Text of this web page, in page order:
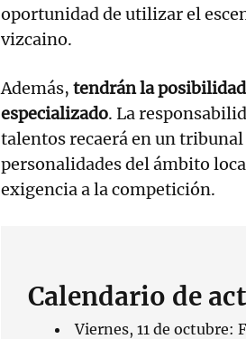
oportunidad de utilizar el
vizcaino.
Además, tendrán la
especializado. La
talentos recaerá en un
personalidades del ámbito
exigencia a la competición.
Calendario de
Viernes, 11 de octubre: